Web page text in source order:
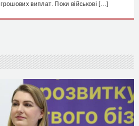
грошових виплат. Поки військові […]